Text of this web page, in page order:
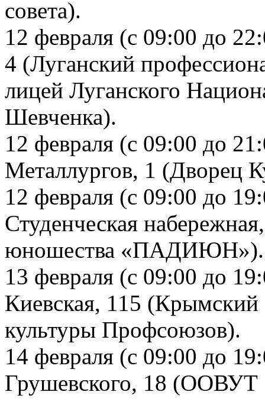
совета).
12 февраля (с 09:00 до
4 (Луганский
лицей Луганского
Шевченка).
12 февраля (с 09:00 до
Металлургов, 1 (Дворец
12 февраля (с 09:00 до
Студенческая
юношества «ПАДИЮН»).
13 февраля (с 09:00 до
Киевская, 115
культуры Профсоюзов).
14 февраля (с 09:00 до
Грушевского, 18 (ООВУТ